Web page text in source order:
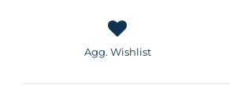
Agg. Wishlist